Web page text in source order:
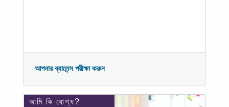
আপনার ব্যালেন্স পরীক্ষা করুন
আমি কি যোগ্য?